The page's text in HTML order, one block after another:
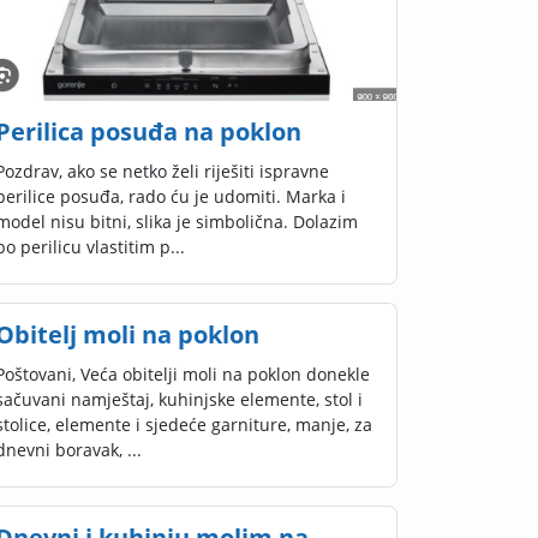
posuđa na poklon
ako se netko želi riješiti ispravne
posuđa, rado ću je udomiti. Marka i
nisu bitni, slika je simbolična. Dolazim
perilicu vlastitim p...
moli na poklon
Veća obitelji moli na poklon donekle
namještaj, kuhinjske elemente, stol i
elemente i sjedeće garniture, manje, za
boravak, ...